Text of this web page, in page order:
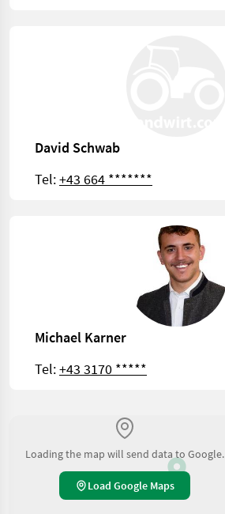
David Schwab
Tel:+43 664 *******
Michael Karner
Tel:+43 3170 *****
Loading the map will send data to Google.
Load Google Maps